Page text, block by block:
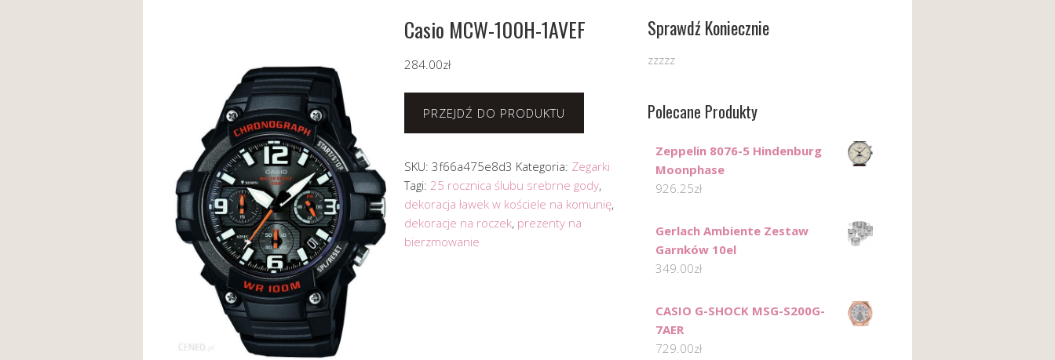
Casio MCW-100H-1AVEF
284.00zł
PRZEJDŹ DO PRODUKTU
SKU: 3f66a475e8d3 Kategoria: Zegarki
Tagi: 25 rocznica ślubu srebrne gody,
dekoracja ławek w kościele na komunię,
dekoracje na roczek, prezenty na
bierzmowanie
Sprawdź Koniecznie
zzzzz
Polecane Produkty
Zeppelin 8076-5 Hindenburg
Moonphase
926.25zł
Gerlach Ambiente Zestaw
Garnków 10el
349.00zł
CASIO G-SHOCK MSG-S200G-
7AER
729.00zł